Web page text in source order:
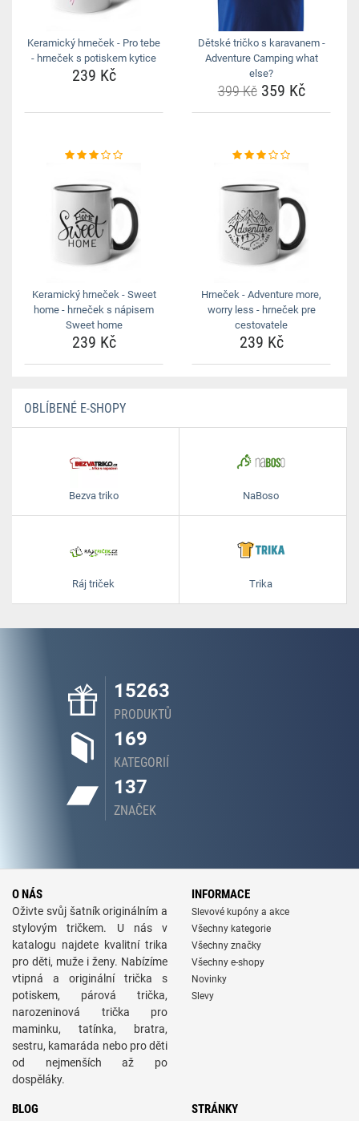
Keramický hrneček - Pro tebe
- hrneček s potiskem kytice
239 Kč
Dětské tričko s karavanem -
Adventure Camping what
else?
399 Kč359 Kč
Keramický hrneček - Sweet
home - hrneček s nápisem
Sweet home
239 Kč
Hrneček - Adventure more,
worry less - hrneček pre
cestovatele
239 Kč
OBLÍBENÉ E-SHOPY
Bezva triko NaBoso
Ráj triček Trika
15263
PRODUKTŮ
169
KATEGORIÍ
137
ZNAČEK
O NÁS
Oživte svůj šatník originálním a
stylovým tričkem. U nás v
katalogu najdete kvalitní trika
pro děti, muže i ženy. Nabízíme
vtipná a originální trička s
potiskem, párová trička,
narozeninová trička pro
maminku, tatínka, bratra,
sestru, kamaráda nebo pro děti
od nejmenších až po
dospěláky.
INFORMACE
Slevové kupóny a akce
Všechny kategorie
Všechny značky
Všechny e-shopy
Novinky
Slevy
BLOG STRÁNKY